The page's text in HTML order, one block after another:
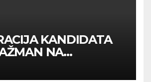
KANDIDATA
NA